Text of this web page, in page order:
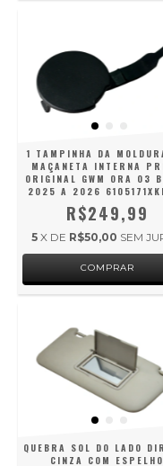
1 TAMPINHA DA
MAÇANETA INTERNA
ORIGINAL GWM ORA 03
2025 A 2026
R$249,99
5 X DE R$50,00 SEM
QUEBRA SOL DO LADO
CINZA COM ESPELHO